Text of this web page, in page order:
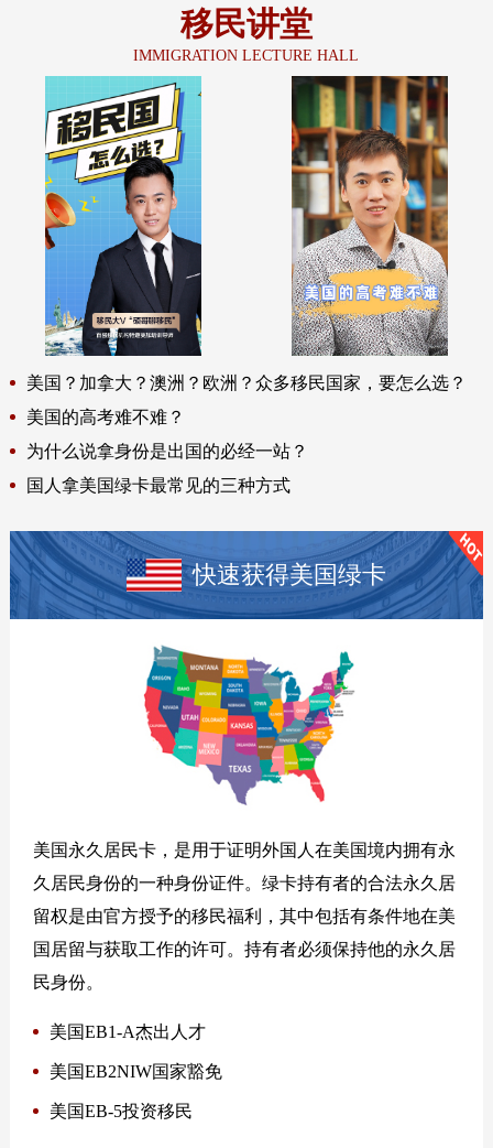
移民讲堂
IMMIGRATION LECTURE HALL
美国？加拿大？澳洲？欧洲？众多移民国家，要怎么选？
美国的高考难不难？
为什么说拿身份是出国的必经一站？
国人拿美国绿卡最常见的三种方式
快速获得美国绿卡
美国永久居民卡，是用于证明外国人在美国境内拥有永
久居民身份的一种身份证件。绿卡持有者的合法永久居
留权是由官方授予的移民福利，其中包括有条件地在美
国居留与获取工作的许可。持有者必须保持他的永久居
民身份。
美国EB1-A杰出人才
美国EB2NIW国家豁免
美国EB-5投资移民